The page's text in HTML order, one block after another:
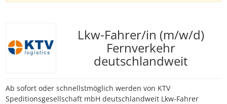
Lkw-Fahrer/in (m/w/d)
Fernverkehr
deutschlandweit
Ab sofort oder schnellstmöglich werden von KTV
Speditionsgesellschaft mbH deutschlandweit Lkw-Fahrer